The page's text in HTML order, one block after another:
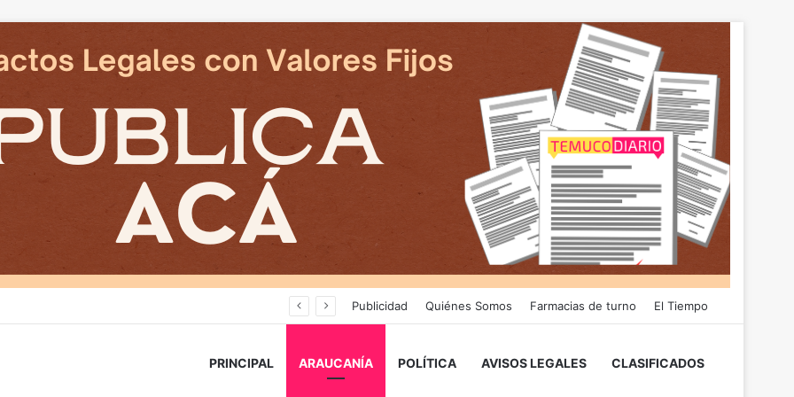
Publicidad Quiénes Somos Farmacias de turno El Tiempo
PRINCIPAL ARAUCANÍA POLÍTICA AVISOS LEGALES CLASIFICADOS